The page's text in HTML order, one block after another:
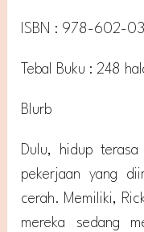
ISBN : 978-602-
Tebal Buku : 248
Blurb
Dulu, hidup
pekerjaan yang
cerah. Memiliki,
mereka sedang